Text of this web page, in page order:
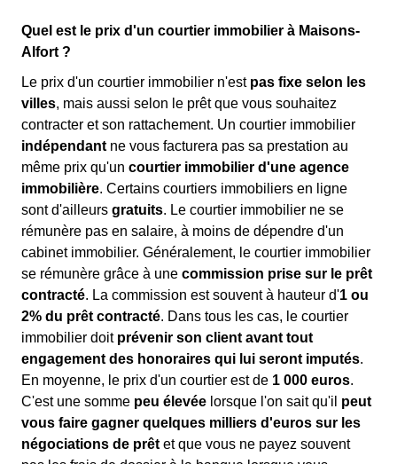
Quel est le prix d'un courtier immobilier à Maisons-
Alfort ?
Le prix d'un courtier immobilier n'est pas fixe selon les
villes, mais aussi selon le prêt que vous souhaitez
contracter et son rattachement. Un courtier immobilier
indépendant ne vous facturera pas sa prestation au
même prix qu'un courtier immobilier d'une agence
immobilière. Certains courtiers immobiliers en ligne
sont d'ailleurs gratuits. Le courtier immobilier ne se
rémunère pas en salaire, à moins de dépendre d'un
cabinet immobilier. Généralement, le courtier immobilier
se rémunère grâce à une commission prise sur le prêt
contracté. La commission est souvent à hauteur d'1 ou
2% du prêt contracté. Dans tous les cas, le courtier
immobilier doit prévenir son client avant tout
engagement des honoraires qui lui seront imputés.
En moyenne, le prix d'un courtier est de 1 000 euros.
C'est une somme peu élevée lorsque l'on sait qu'il peut
vous faire gagner quelques milliers d'euros sur les
négociations de prêt et que vous ne payez souvent